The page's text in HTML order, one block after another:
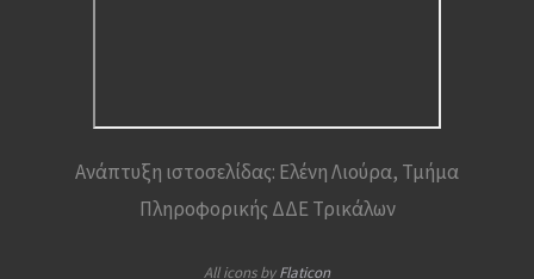
Ανάπτυξη ιστοσελίδας: Ελένη Λιούρα, Τμήμα
Πληροφορικής ΔΔΕ Τρικάλων
All icons byFlaticon